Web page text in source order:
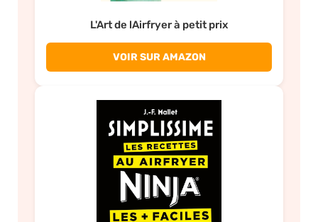
L'Art de lAirfryer à petit prix
VOIR SUR AMAZON